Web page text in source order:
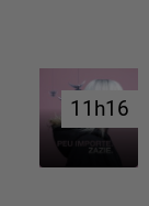
11h16
11h16